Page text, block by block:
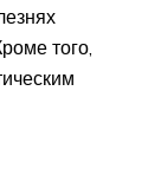
того,